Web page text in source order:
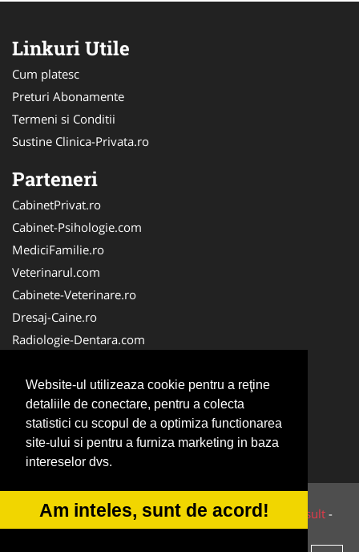
Website-ul utilizeaza cookie pentru a reţine
detaliile de conectare, pentru a colecta
statistici cu scopul de a optimiza functionarea
site-ului si pentru a furniza marketing in baza
intereselor dvs.
Am inteles, sunt de acord!
Linkuri Utile
Cum platesc
Preturi Abonamente
Termeni si Conditii
Sustine Clinica-Privata.ro
Parteneri
CabinetPrivat.ro
Cabinet-Psihologie.com
MediciFamilie.ro
Veterinarul.com
Cabinete-Veterinare.ro
Dresaj-Caine.ro
Radiologie-Dentara.com
Cabinet-Individual.ro
Medic-Bun.com
Oftalmologul.ro
Stomatologul.com
© 2014-2026 Powered byVilonMedia&Tokaido Consult -
ANPC SOL